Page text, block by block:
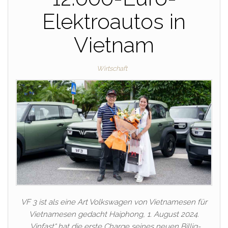
Elektroautos in
Vietnam
Wirtschaft
VF 3 ist als eine Art Volkswagen von Vietnamesen für
Vietnamesen gedacht Haiphong, 1. August 2024.